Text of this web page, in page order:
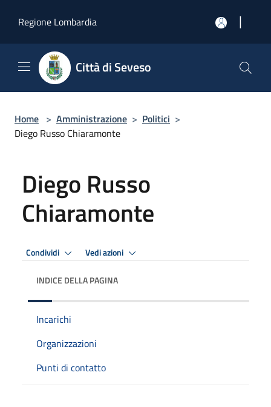
Regione Lombardia
|
Città di Seveso
Home > Amministrazione > Politici >
Diego Russo Chiaramonte
Diego Russo
Chiaramonte
Condividi Vedi azioni
INDICE DELLA PAGINA
Incarichi
Organizzazioni
Punti di contatto